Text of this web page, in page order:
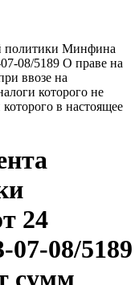
политики Минфина
08/5189 О праве на
ввозе на
которого не
в настоящее
24
07-08/5189
сумм